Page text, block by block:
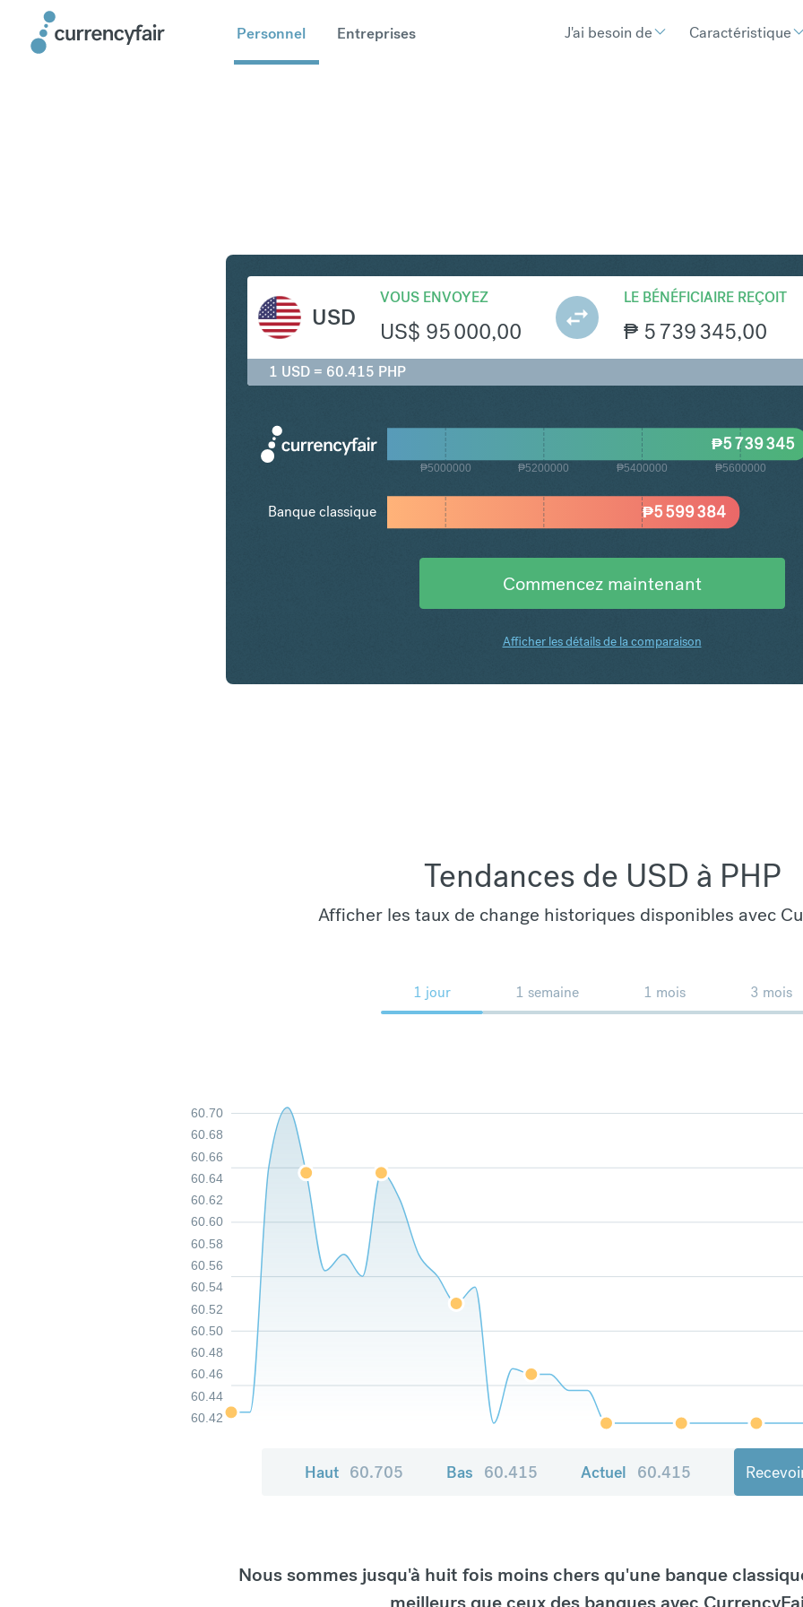
Personnel Entreprises J'ai besoin de Caractéristique
USD
VOUS ENVOYEZ
US$ 95 000,00
LE BÉNÉFICIAIRE REÇOIT
₱ 5 739 345,00
1 USD = 60.415 PHP
₱5000000 ₱5200000 ₱5400000 ₱5600000
₱5 599 384
₱5 739 345
Banque classique
Commencez maintenant
Afficher les détails de la comparaison
Tendances de USD à PHP
Afficher les taux de change historiques disponibles avec
1 jour 1 semaine 1 mois 3 mois
60.42
60.44
60.46
60.48
60.50
60.52
60.54
60.56
60.58
60.60
60.62
60.64
60.66
60.68
60.70
Haut 60.705 Bas 60.415 Actuel 60.415
Nous sommes jusqu'à huit fois moins chers qu'une banque
meilleurs que ceux des banques avec